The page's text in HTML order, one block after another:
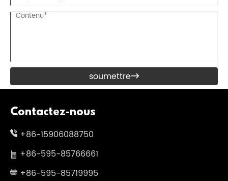
soumettre
Contactez-nous
+86-15906088750
+86-595-85766661
+86-595-85719995